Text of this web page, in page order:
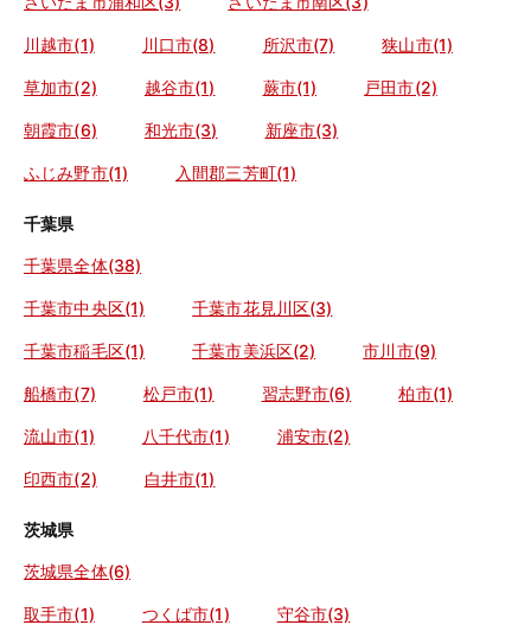
川越市(1) 川口市(8) 所沢市(7) 狭山市(1)
草加市(2) 越谷市(1) 蕨市(1) 戸田市(2)
朝霞市(6) 和光市(3) 新座市(3)
ふじみ野市(1) 入間郡三芳町(1)
千葉県
千葉県全体(38)
千葉市中央区(1) 千葉市花見川区(3)
千葉市稲毛区(1) 千葉市美浜区(2) 市川市(9)
船橋市(7) 松戸市(1) 習志野市(6) 柏市(1)
流山市(1) 八千代市(1) 浦安市(2)
印西市(2) 白井市(1)
茨城県
茨城県全体(6)
取手市(1) つくば市(1) 守谷市(3)